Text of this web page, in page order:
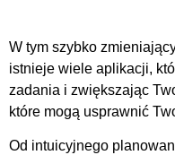
W tym szybko
istnieje wiele aplikacji,
zadania i zwiększając
które mogą usprawnić
Od intuicyjnego